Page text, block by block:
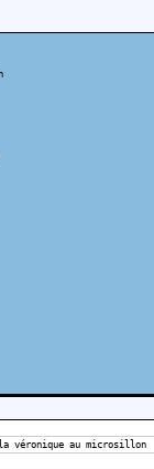
véronique au microsillon